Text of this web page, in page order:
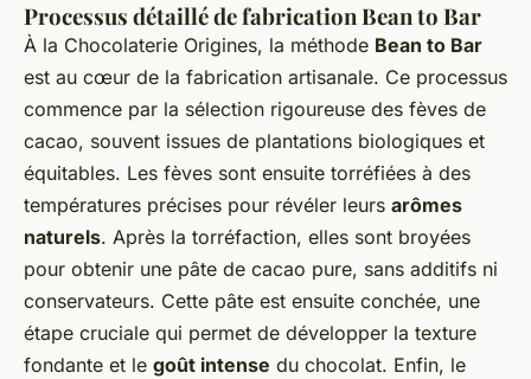
Processus détaillé de fabrication Bean to Bar
À la Chocolaterie Origines, la méthode Bean to Bar
est au cœur de la fabrication artisanale. Ce processus
commence par la sélection rigoureuse des fèves de
cacao, souvent issues de plantations biologiques et
équitables. Les fèves sont ensuite torréfiées à des
températures précises pour révéler leurs arômes
naturels. Après la torréfaction, elles sont broyées
pour obtenir une pâte de cacao pure, sans additifs ni
conservateurs. Cette pâte est ensuite conchée, une
étape cruciale qui permet de développer la texture
fondante et le goût intense du chocolat. Enfin, le